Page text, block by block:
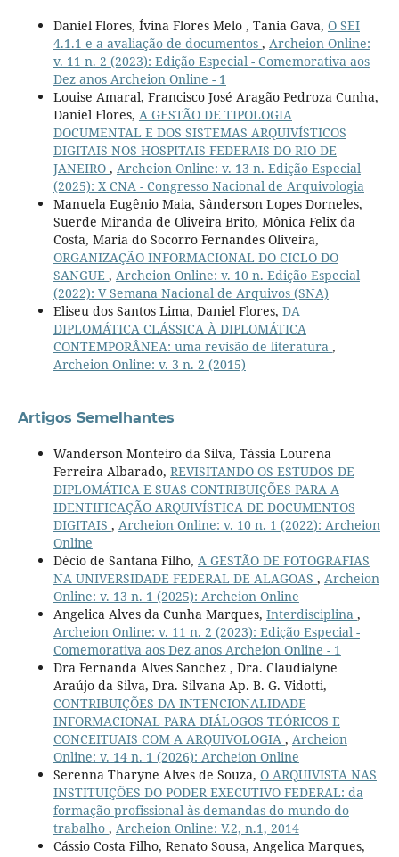
Daniel Flores, Ívina Flores Melo , Tania Gava, O SEI
4.1.1 e a avaliação de documentos , Archeion Online:
v. 11 n. 2 (2023): Edição Especial - Comemorativa aos
Dez anos Archeion Online - 1
Louise Amaral, Francisco José Aragão Pedroza Cunha,
Daniel Flores, A GESTÃO DE TIPOLOGIA
DOCUMENTAL E DOS SISTEMAS ARQUIVÍSTICOS
DIGITAIS NOS HOSPITAIS FEDERAIS DO RIO DE
JANEIRO , Archeion Online: v. 13 n. Edição Especial
(2025): X CNA - Congresso Nacional de Arquivologia
Manuela Eugênio Maia, Sânderson Lopes Dorneles,
Suerde Miranda de Oliveira Brito, Mônica Felix da
Costa, Maria do Socorro Fernandes Oliveira,
ORGANIZAÇÃO INFORMACIONAL DO CICLO DO
SANGUE , Archeion Online: v. 10 n. Edição Especial
(2022): V Semana Nacional de Arquivos (SNA)
Eliseu dos Santos Lima, Daniel Flores, DA
DIPLOMÁTICA CLÁSSICA À DIPLOMÁTICA
CONTEMPORÂNEA: uma revisão de literatura ,
Archeion Online: v. 3 n. 2 (2015)
Artigos Semelhantes
Wanderson Monteiro da Silva, Tássia Lourena
Ferreira Albarado, REVISITANDO OS ESTUDOS DE
DIPLOMÁTICA E SUAS CONTRIBUIÇÕES PARA A
IDENTIFICAÇÃO ARQUIVÍSTICA DE DOCUMENTOS
DIGITAIS , Archeion Online: v. 10 n. 1 (2022): Archeion
Online
Décio de Santana Filho, A GESTÃO DE FOTOGRAFIAS
NA UNIVERSIDADE FEDERAL DE ALAGOAS , Archeion
Online: v. 13 n. 1 (2025): Archeion Online
Angelica Alves da Cunha Marques, Interdisciplina ,
Archeion Online: v. 11 n. 2 (2023): Edição Especial -
Comemorativa aos Dez anos Archeion Online - 1
Dra Fernanda Alves Sanchez , Dra. Claudialyne
Araújo da Silva, Dra. Silvana Ap. B. G. Vidotti,
CONTRIBUIÇÕES DA INTENCIONALIDADE
INFORMACIONAL PARA DIÁLOGOS TEÓRICOS E
CONCEITUAIS COM A ARQUIVOLOGIA , Archeion
Online: v. 14 n. 1 (2026): Archeion Online
Serenna Tharyne Alves de Souza, O ARQUIVISTA NAS
INSTITUIÇÕES DO PODER EXECUTIVO FEDERAL: da
formação profissional às demandas do mundo do
trabalho , Archeion Online: V.2, n.1, 2014
Cássio Costa Filho, Renato Sousa, Angelica Marques,